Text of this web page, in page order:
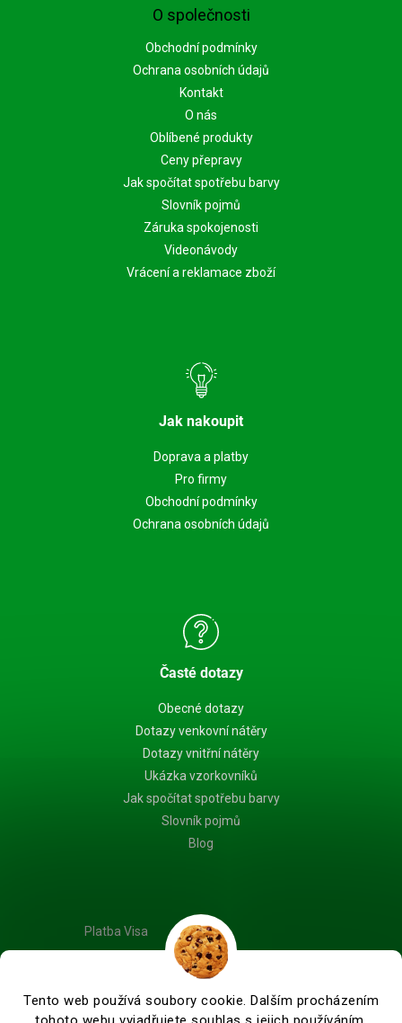
Tento web používá soubory cookie. Dalším procházením
O společnosti
Obchodní podmínky
Ochrana osobních údajů
Kontakt
O nás
Oblíbené produkty
Ceny přepravy
Jak spočítat spotřebu barvy
Slovník pojmů
Záruka spokojenosti
Videonávody
Vrácení a reklamace zboží
Jak nakoupit
Doprava a platby
Pro firmy
Obchodní podmínky
Ochrana osobních údajů
Časté dotazy
Obecné dotazy
Dotazy venkovní nátěry
Dotazy vnitřní nátěry
Ukázka vzorkovníků
Jak spočítat spotřebu barvy
Slovník pojmů
Blog
Platba Visa